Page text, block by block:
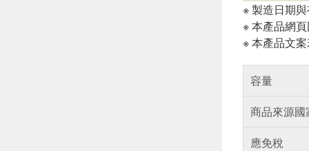
※ 製造日期
※ 本產品網
※ 本產品文
容量
商品來源國
應免稅